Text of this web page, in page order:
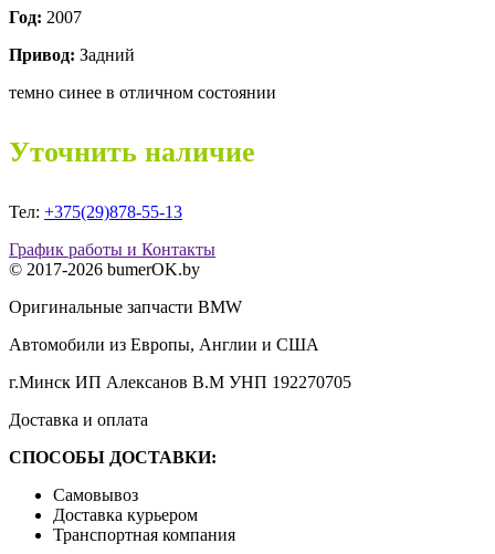
Год: 2007
Привод: Задний
темно синее в отличном состоянии
Уточнить наличие
Тел: +375(29)878-55-13
График работы и Контакты
© 2017-2026 bumerOK.by
Оригинальные запчасти BMW
Автомобили из Европы, Англии и США
г.Минск ИП Алексанов В.М УНП 192270705
Доставка и оплата
СПОСОБЫ ДОСТАВКИ:
Самовывоз
Доставка курьером
Транспортная компания